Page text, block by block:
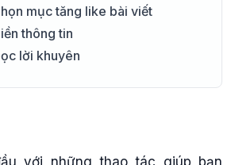
mục tăng like bài viết
thông tin
lời khuyên
với những thao tác giúp bạn